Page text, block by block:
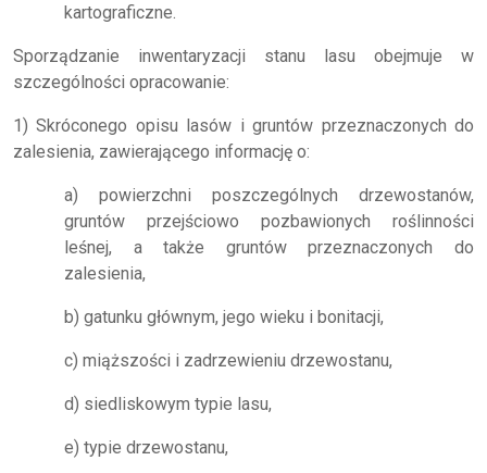
kartograficzne.
Sporządzanie inwentaryzacji stanu lasu obejmuje w
szczególności opracowanie:
1) Skróconego opisu lasów i gruntów przeznaczonych do
zalesienia, zawierającego informację o:
a) powierzchni poszczególnych drzewostanów,
gruntów przejściowo pozbawionych roślinności
leśnej, a także gruntów przeznaczonych do
zalesienia,
b) gatunku głównym, jego wieku i bonitacji,
c) miąższości i zadrzewieniu drzewostanu,
d) siedliskowym typie lasu,
e) typie drzewostanu,